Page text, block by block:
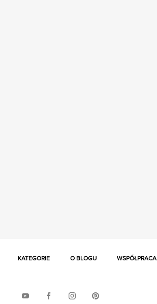
KATEGORIE O BLOGU WSPÓŁPRACA